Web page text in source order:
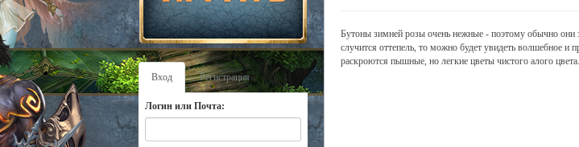
Вход Регистрация
Логин или Почта:
Бутоны зимней розы очень нежные - поэтому обычно они
случится оттепель, то можно будет увидеть волшебное и
раскроются пышные, но легкие цветы чистого алого цвета.